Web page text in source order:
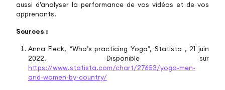
aussi d’analyser la performance de vos vidéos et de vos
apprenants.
Sources :
Anna Fleck, “Who’s practicing Yoga”, Statista , 21 juin
2022. Disponible sur
https://www.statista.com/chart/27653/yoga-men-
and-women-by-country/